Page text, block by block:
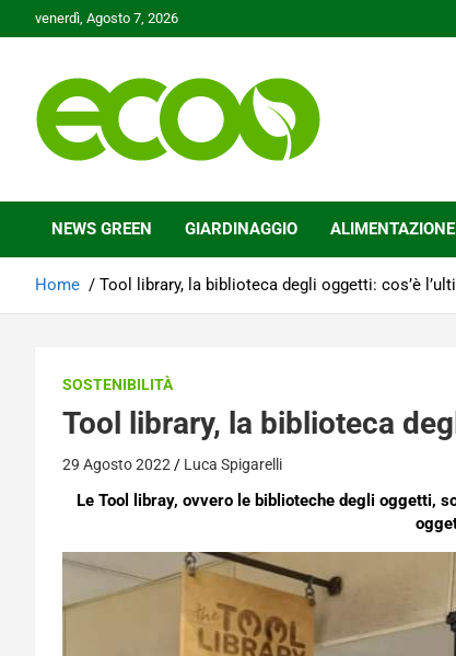
to
venerdì, Agosto 7, 2026
Ecoo.it
NEWS GREEN GIARDINAGGIO ALIMENTAZIONE
Home Tool library, la biblioteca degli oggetti: cos’è
SOSTENIBILITÀ
Tool library, la biblioteca
29 Agosto 2022 Luca Spigarelli
Le Tool libray, ovvero le biblioteche degli oggetti,